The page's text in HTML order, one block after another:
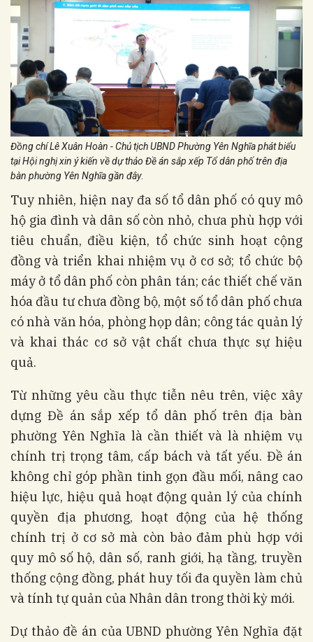
Đồng chí Lê Xuân Hoàn - Chủ tịch UBND Phường Yên Nghĩa phát biểu
tại Hội nghị xin ý kiến về dự thảo Đề án sắp xếp Tổ dân phố trên địa
bàn phường Yên Nghĩa gần đây.
Tuy nhiên, hiện nay đa số tổ dân phố có quy mô
hộ gia đình và dân số còn nhỏ, chưa phù hợp với
tiêu chuẩn, điều kiện, tổ chức sinh hoạt cộng
đồng và triển khai nhiệm vụ ở cơ sở; tổ chức bộ
máy ở tổ dân phố còn phân tán; các thiết chế văn
hóa đầu tư chưa đồng bộ, một số tổ dân phố chưa
có nhà văn hóa, phòng họp dân; công tác quản lý
và khai thác cơ sở vật chất chưa thực sự hiệu
quả.
Từ những yêu cầu thực tiễn nêu trên, việc xây
dựng Đề án sắp xếp tổ dân phố trên địa bàn
phường Yên Nghĩa là cần thiết và là nhiệm vụ
chính trị trọng tâm, cấp bách và tất yếu. Đề án
không chỉ góp phần tinh gọn đầu mối, nâng cao
hiệu lực, hiệu quả hoạt động quản lý của chính
quyền địa phương, hoạt động của hệ thống
chính trị ở cơ sở mà còn bảo đảm phù hợp với
quy mô số hộ, dân số, ranh giới, hạ tầng, truyền
thống cộng đồng, phát huy tối đa quyền làm chủ
và tính tự quản của Nhân dân trong thời kỳ mới.
Dự thảo đề án của UBND phường Yên Nghĩa đặt